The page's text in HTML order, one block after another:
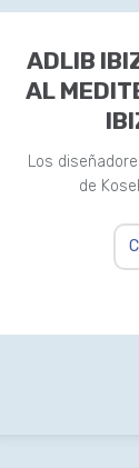
ADLIB
AL
Los
de